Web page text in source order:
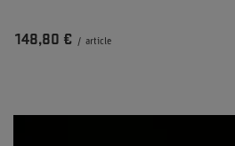
148,80 € / article